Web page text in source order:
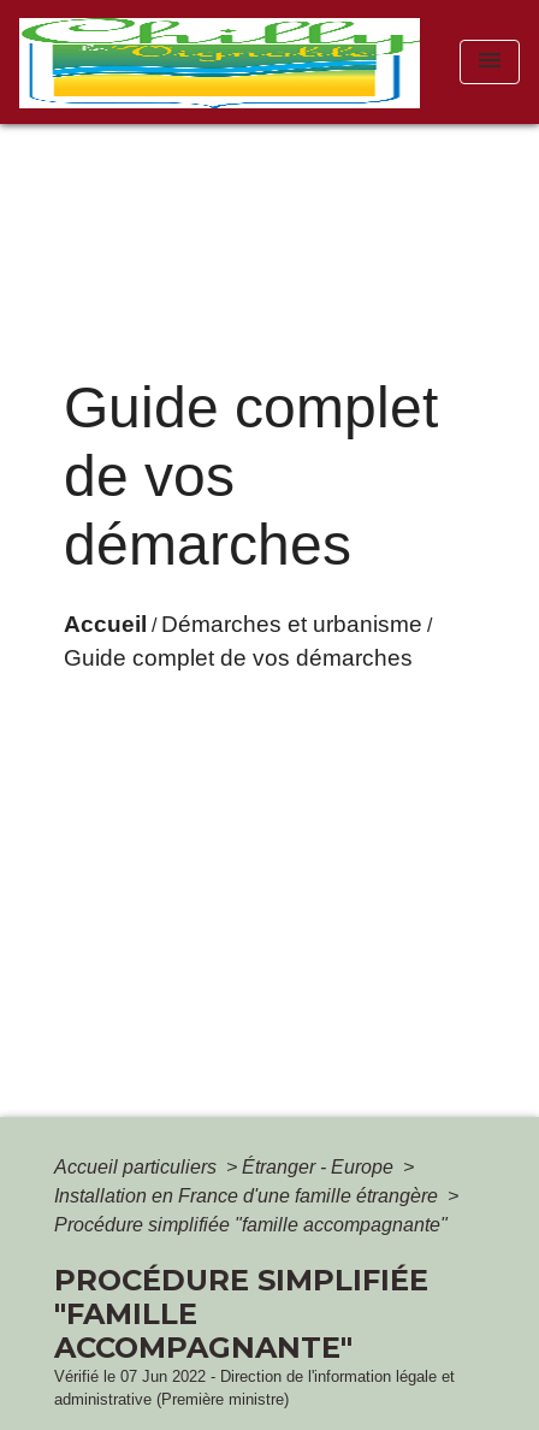
menu
Guide complet
de vos
démarches
Accueil / Démarches et urbanisme /
Guide complet de vos démarches
Accueil particuliers > Étranger - Europe >
Installation en France d'une famille étrangère >
Procédure simplifiée "famille accompagnante"
PROCÉDURE SIMPLIFIÉE
"FAMILLE
ACCOMPAGNANTE"
Vérifié le 07 Jun 2022 - Direction de l'information légale et
administrative (Première ministre)